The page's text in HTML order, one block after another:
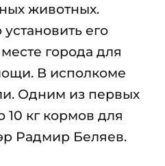
животных.
его
города для
В исполкоме
Одним из первых
10 кг кормов для
Радмир Беляев.